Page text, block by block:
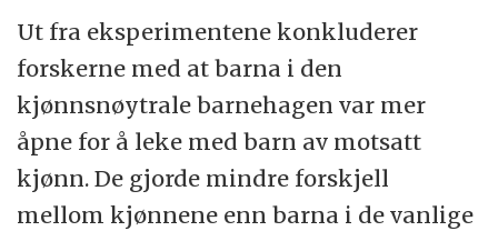
Ut fra eksperimentene konkluderer
forskerne med at barna i den
kjønnsnøytrale barnehagen var mer
åpne for å leke med barn av motsatt
kjønn. De gjorde mindre forskjell
mellom kjønnene enn barna i de vanlige